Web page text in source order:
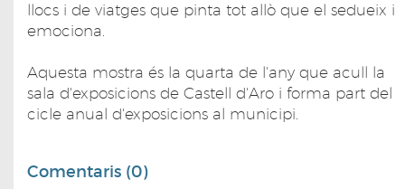
llocs i de viatges que pinta tot allò que el sedueix i
emociona.
Aquesta mostra és la quarta de l'any que acull la
sala d'exposicions de Castell d'Aro i forma part del
cicle anual d'exposicions al municipi.
Comentaris (0)